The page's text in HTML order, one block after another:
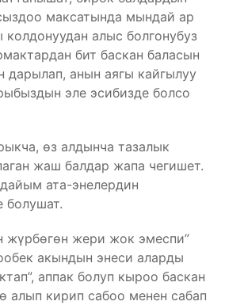
максатында мындай ар
алыс болгонубуз
бит баскан баласын
дарылап, анын аягы кайгылуу
эле эсибизде болсо
өз алдынча тазалык
жаш балдар жапа чегишет.
ата-энелердин
болушат.
жүрбөгөн жери жок эмеспи”
акындын энеси аларды
аппак болуп кыроо баскан
алып кирип сабоо менен сабап